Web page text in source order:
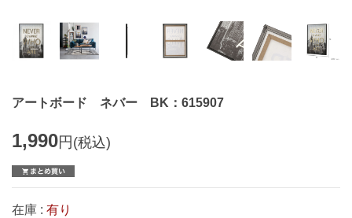
アートボード ネバー BK：615907
1,990円 (税込)
在庫 : 有り